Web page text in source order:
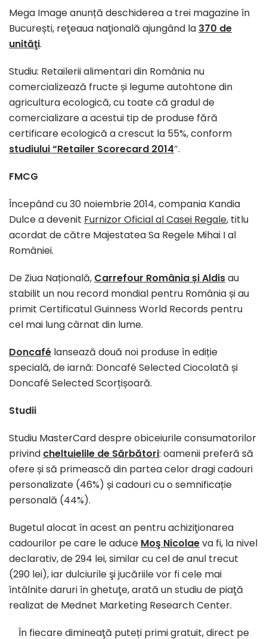
Mega Image anunță deschiderea a trei magazine în
București, reţeaua naţională ajungând la 370 de
unităţi.
Studiu: Retailerii alimentari din România nu
comercializează fructe și legume autohtone din
agricultura ecologică, cu toate că gradul de
comercializare a acestui tip de produse fără
certificare ecologică a crescut la 55%, conform
studiului “Retailer Scorecard 2014″.
FMCG
Începând cu 30 noiembrie 2014, compania Kandia
Dulce a devenit Furnizor Oficial al Casei Regale, titlu
acordat de către Majestatea Sa Regele Mihai I al
României.
De Ziua Națională, Carrefour România și Aldisau
stabilit un nou record mondial pentru România și au
primit Certificatul Guinness World Records pentru
cel mai lung cârnat din lume.
Doncafé lansează două noi produse în ediție
specială, de iarnă: Doncafé Selected Ciocolată și
Doncafé Selected Scorțișoară.
Studii
Studiu MasterCard despre obiceiurile consumatorilor
privind cheltuielile de Sărbători: oamenii preferă să
ofere și să primească din partea celor dragi cadouri
personalizate (46%) și cadouri cu o semnificație
personală (44%).
Bugetul alocat în acest an pentru achiziţionarea
cadourilor pe care le aduce Moş Nicolaeva fi, la nivel
declarativ, de 294 lei, similar cu cel de anul trecut
(290 lei), iar dulciurile şi jucăriile vor fi cele mai
întâlnite daruri în ghetuţe, arată un studiu de piaţă
realizat de Mednet Marketing Research Center.
În fiecare dimineaţă puteți primi gratuit, direct pe